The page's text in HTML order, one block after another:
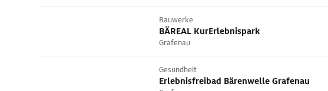
Bauwerke
BÄREAL KurErlebnispark
Grafenau
Gesundheit
Erlebnisfreibad Bärenwelle Grafenau